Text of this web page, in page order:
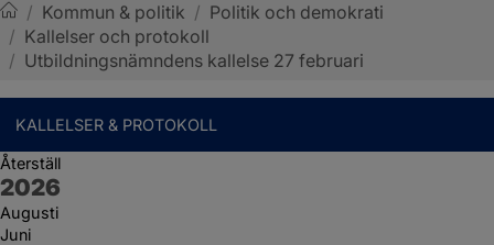
Sotenäs kommun
/ Kommun & politik / Politik och demokrati
/ Kallelser och protokoll
/ Utbildningsnämndens kallelse 27 februari
KALLELSER & PROTOKOLL
Återställ
År:
2026
Augusti
Juni